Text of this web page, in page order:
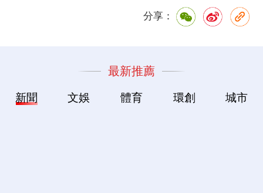
分享：
最新推薦
新聞 文娛 體育 環創 城市